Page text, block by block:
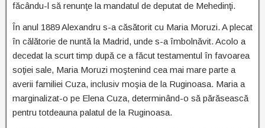
făcându-l să renunţe la mandatul de deputat de Mehedinţi.
În anul 1889 Alexandru s-a căsătorit cu Maria Moruzi. A plecat
în călătorie de nuntă la Madrid, unde s-a îmbolnăvit. Acolo a
decedat la scurt timp după ce a făcut testamentul în favoarea
soţiei sale, Maria Moruzi moştenind cea mai mare parte a
averii familiei Cuza, inclusiv moşia de la Ruginoasa. Maria a
marginalizat-o pe Elena Cuza, determinând-o să părăsească
pentru totdeauna palatul de la Ruginoasa.